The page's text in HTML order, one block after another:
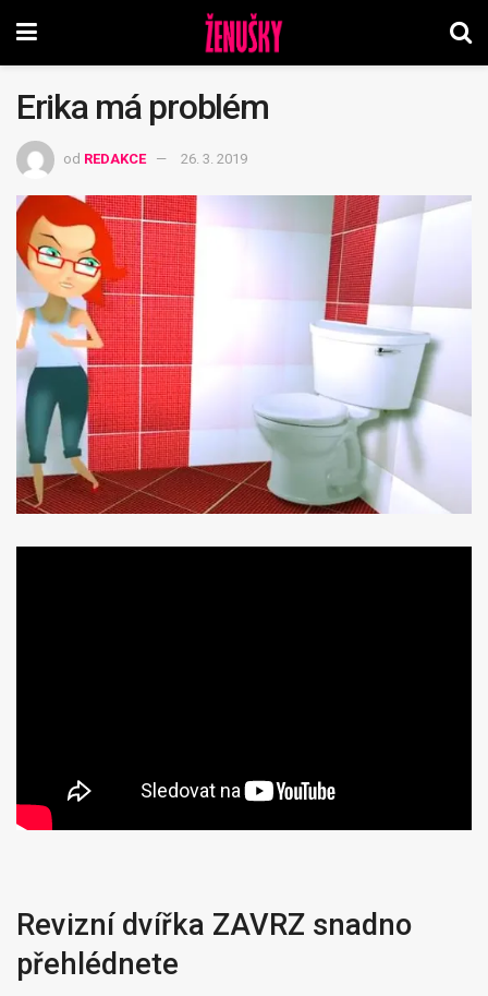
Erika má problém
od REDAKCE 26. 3. 2019
Revizní dvířka ZAVRZ snadno
přehlédnete